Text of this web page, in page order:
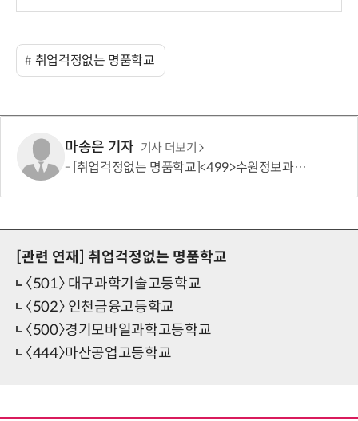
보
취업걱정없는 명품학교
마송은 기자 기사 더보기
[취업걱정없는 명품학교]<499>수원정보과학고등학교
[관련 연재]
취업걱정없는 명품학교
〈501〉 대구과학기술고등학교
〈502〉 인천금융고등학교
〈500〉경기모바일과학고등학교
〈444〉마산공업고등학교